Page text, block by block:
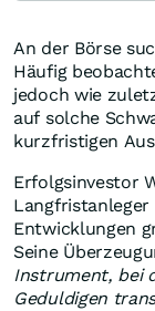
An der Börse
Häufig
jedoch wie
auf solche
kurzfristigen
Erfolgsinvestor
Entwicklungen
Seine
Instrument, bei
Geduldigen